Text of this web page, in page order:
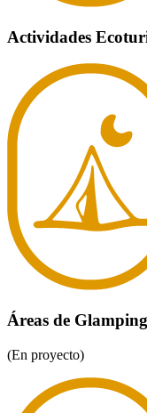
Actividades
Áreas de Glamping
(En proyecto)